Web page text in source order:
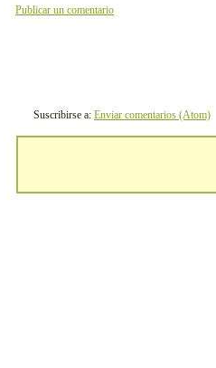
Publicar un comentario
Suscribirse a: Enviar comentarios (Atom)